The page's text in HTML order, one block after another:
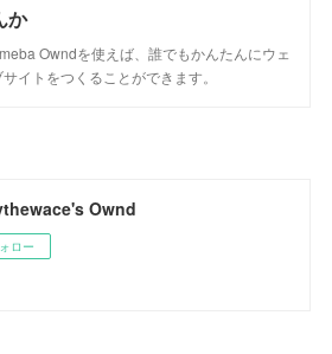
か
Owndを使えば、誰でもかんたんにウェ
サイトをつくることができます。
Ownd
ロー